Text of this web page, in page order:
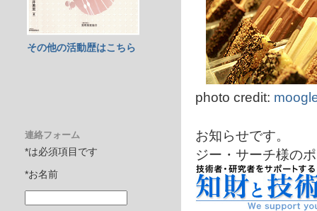
photo credit:
お知らせです。
ジー・サーチ様の
その他の活動歴はこちら
連絡フォーム
*は必須項目です
*お名前